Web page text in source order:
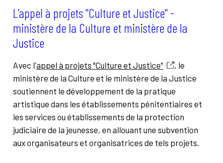
L’appel à projets "Culture et Justice" -
ministère de la Culture et ministère de la
Justice
Avec l'appel à projets "Culture et Justice"
, le
ministère de la Culture et le ministère de la Justice
soutiennent le développement de la pratique
artistique dans les établissements pénitentiaires et
les services ou établissements de la protection
judiciaire de la jeunesse, en allouant une subvention
aux organisateurs et organisatrices de tels projets.